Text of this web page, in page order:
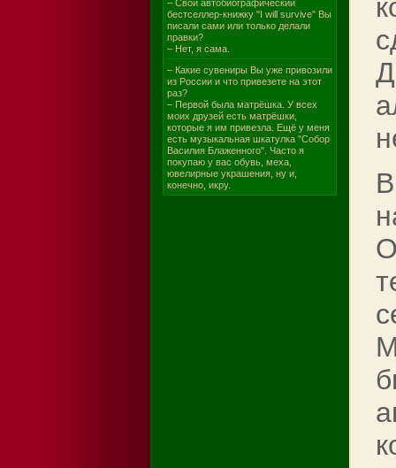
– Свой автобиографический
бестселлер-книжку "I will survive" Вы
писали сами или только делали
правки?
– Нет, я сама.
– Какие сувениры Вы уже привозили
из России и что привезете на этот
раз?
– Первой была матрёшка. У всех
моих друзей есть матрёшки,
которые я им привезла. Ещё у меня
есть музыкальная шкатулка "Собор
Василия Блаженного". Часто я
покупаю у вас обувь, меха,
ювелирные украшения, ну и,
конечно, икру.